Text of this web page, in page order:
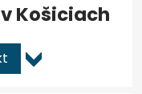
Košiciach